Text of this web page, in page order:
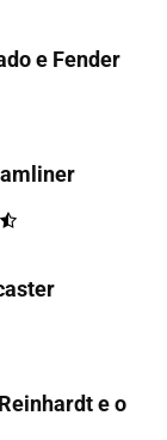
e Fender
e o